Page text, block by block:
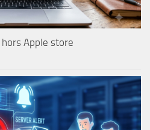
Apple store